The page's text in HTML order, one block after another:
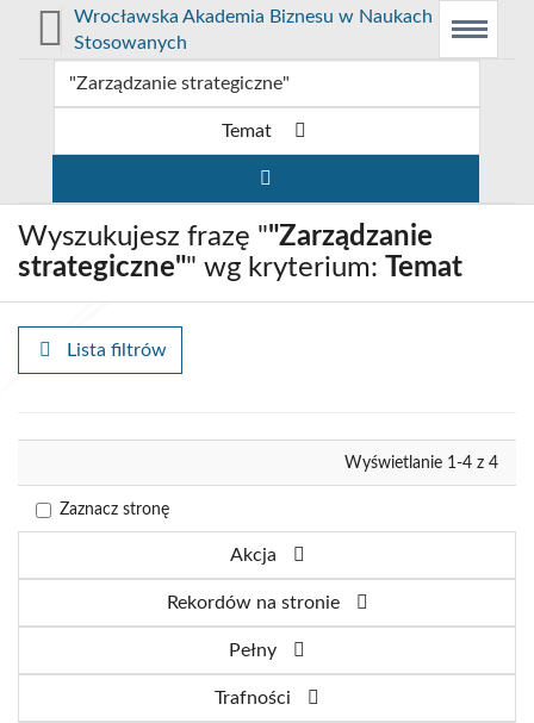
Prolib
Integro
-
główna
Wrocławska Akademia Biznesu w Naukach
Stosowanych
Menu
Temat
Wyszukujesz frazę ""Zarządzanie
strategiczne"" wg kryterium: Temat
Lista filtrów
Wyświetlanie 1-4 z 4
Zaznacz stronę
Akcja
Rekordów na stronie
Pełny
Trafności